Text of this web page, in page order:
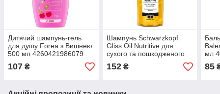
Дитячий шампунь-гель
для душу Forea з Вишнею
500 мл 4260421986079
107 ₴
Шампунь Schwarzkopf
Gliss Oil Nutritive для
сухого та пошкодженого
волосся 400 мл
8690572813676
152₴
мл
85